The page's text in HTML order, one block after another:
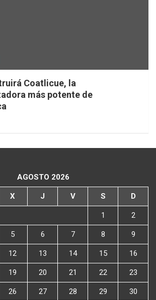
Coatlicue, la
más potente de
AGOSTO 2026
X J V S D
1 2
5 6 7 8 9
12 13 14 15 16
19 20 21 22 23
26 27 28 29 30